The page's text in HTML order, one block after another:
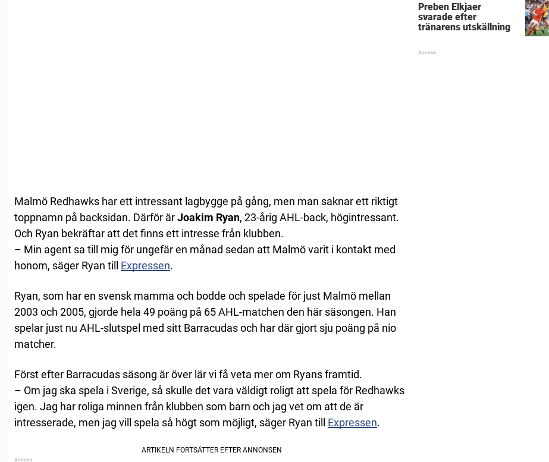
Malmö Redhawks har ett intressant lagbygge på gång, men man saknar ett riktigt
toppnamn på backsidan. Därför ärJoakim Ryan, 23-årig AHL-back, högintressant.
Och Ryan bekräftar att det finns ett intresse från klubben.
– Min agent sa till mig för ungefär en månad sedan att Malmö varit i kontakt med
honom, säger Ryan till Expressen.
Ryan, som har en svensk mamma och bodde och spelade för just Malmö mellan
2003 och 2005, gjorde hela 49 poäng på 65 AHL-matchen den här säsongen. Han
spelar just nu AHL-slutspel med sitt Barracudas och har där gjort sju poäng på nio
matcher.
Först efter Barracudas säsong är över lär vi få veta mer om Ryans framtid.
– Om jag ska spela i Sverige, så skulle det vara väldigt roligt att spela för Redhawks
igen. Jag har roliga minnen från klubben som barn och jag vet om att de är
intresserade, men jag vill spela så högt som möjligt, säger Ryan till Expressen.
Preben Elkjaer
svarade efter
tränarens utskällning